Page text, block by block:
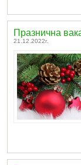
Празнична
21.12.2022г.